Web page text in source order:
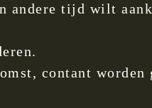
andere tijd wilt
contant worden